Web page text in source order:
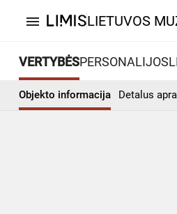
menu LIETUVOS
VERTYBĖSPERSONALIJOS
Objekto informacija Detalus